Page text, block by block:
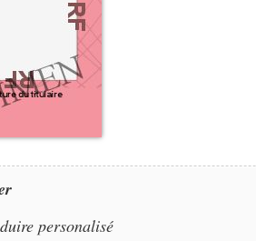
personalisé